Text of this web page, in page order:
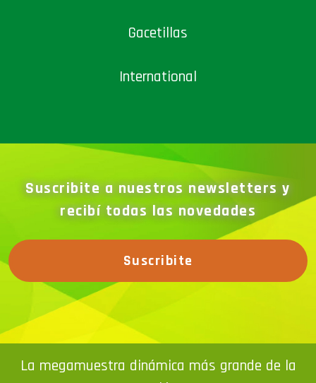
Gacetillas
International
Suscribite a nuestros newsletters y
recibí todas las novedades
Suscribite
La megamuestra dinámica más grande de la